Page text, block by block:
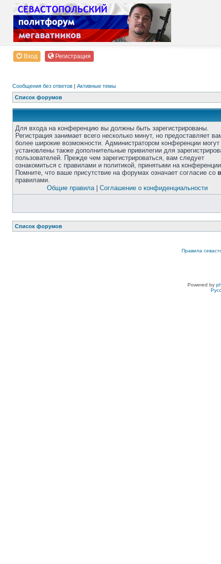
Вход Регистрация
Сообщения без ответов | Активные темы
Список форумов
Для входа на конференцию вы должны быть зарегистрированы.
Регистрация занимает всего несколько минут, но предоставляет
более широкие возможности. Администратором конференции
установлены также дополнительные привилегии для
пользователей. Прежде чем зарегистрироваться, вам следует
ознакомиться с правилами и политикой, принятыми на
Помните, что ваше присутствие на форумах означает согласие со
правилами.
Общие правила| Соглашение о конфиденциальности
Список форумов
Правила
Powered by